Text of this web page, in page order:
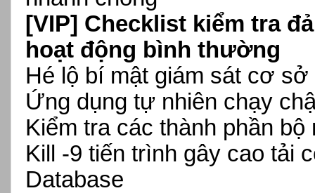
[VIP] Checklist kiểm tra
hoạt động bình thường
Hé lộ bí mật giám sát cơ
Ứng dụng tự nhiên chạy
Kiểm tra các thành phần
Kill -9 tiến trình gây cao tải
Database